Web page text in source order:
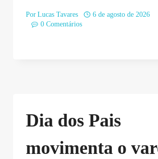
Por Lucas Tavares
6 de agosto de 2026
0 Comentários
Dia dos Pais
movimenta o